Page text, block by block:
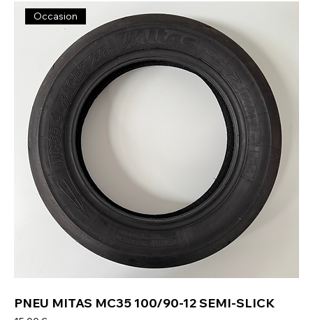
Occasion
PNEU MITAS MC35 100/90-12 SEMI-SLICK